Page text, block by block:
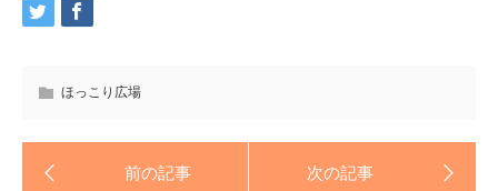
ほっこり広場